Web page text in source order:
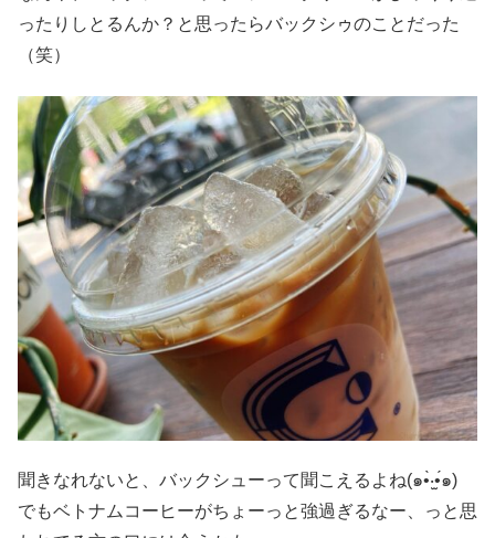
ったりしとるんか？と思ったらバックシゥのことだった
（笑）
聞きなれないと、バックシューって聞こえるよね(๑•̀‧̫•́๑)
でもベトナムコーヒーがちょーっと強過ぎるなー、っと思